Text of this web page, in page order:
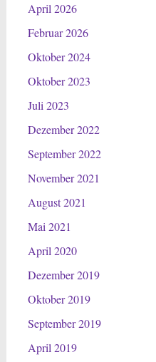
April 2026
Februar 2026
Oktober 2024
Oktober 2023
Juli 2023
Dezember 2022
September 2022
November 2021
August 2021
Mai 2021
April 2020
Dezember 2019
Oktober 2019
September 2019
April 2019